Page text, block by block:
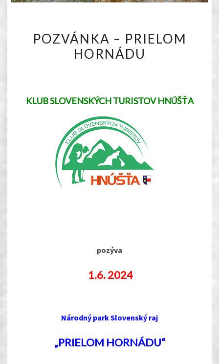
PRIELOM
POZVÁNKA – PRIELOM
HORNÁDU
KLUB SLOVENSKÝCH TURISTOV HNÚŠŤA
pozýva
1.6. 2024
Národný park Slovenský raj
„PRIELOM HORNÁDU“